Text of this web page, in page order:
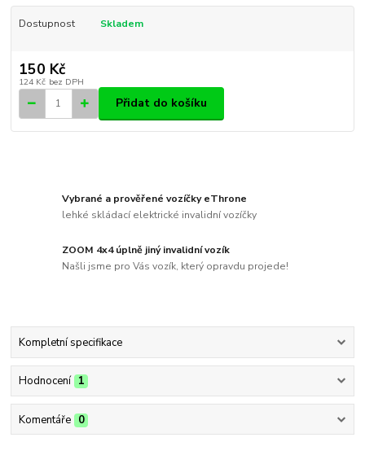
Dostupnost Skladem
150 Kč
124 Kč bez DPH
Přidat do košíku
Vybrané a prověřené vozíčky eThrone
lehké skládací elektrické invalidní vozíčky
ZOOM 4x4 úplně jiný invalidní vozík
Našli jsme pro Vás vozík, který opravdu projede!
Kompletní specifikace
Hodnocení 1
Komentáře 0